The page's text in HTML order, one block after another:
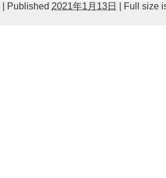
Published 2021年1月13日 Full size